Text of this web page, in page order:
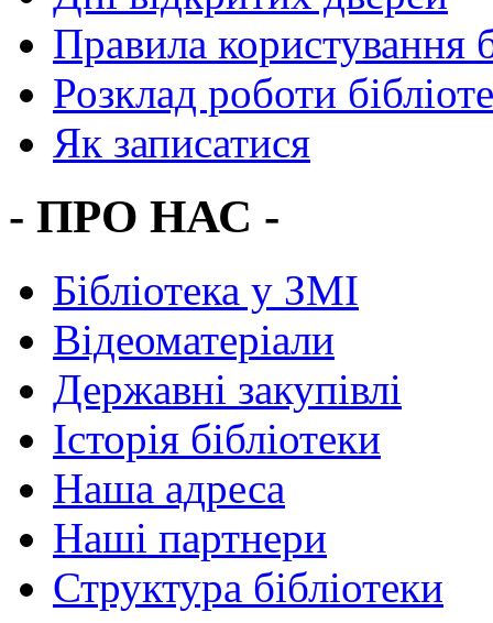
Правила користування
Розклад роботи
Як записатися
- ПРО НАС -
Бібліотека у ЗМІ
Відеоматеріали
Державні закупівлі
Історія бібліотеки
Наша адреса
Наші партнери
Структура бібліотеки